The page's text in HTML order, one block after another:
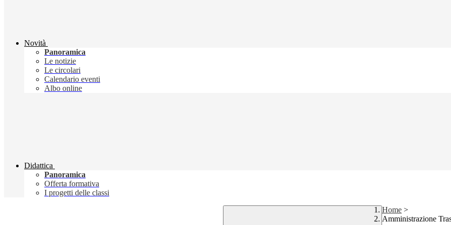
Novità
Panoramica
Le notizie
Le circolari
Calendario eventi
Albo online
Didattica
Panoramica
Offerta formativa
I progetti delle classi
Home >
Amministrazione